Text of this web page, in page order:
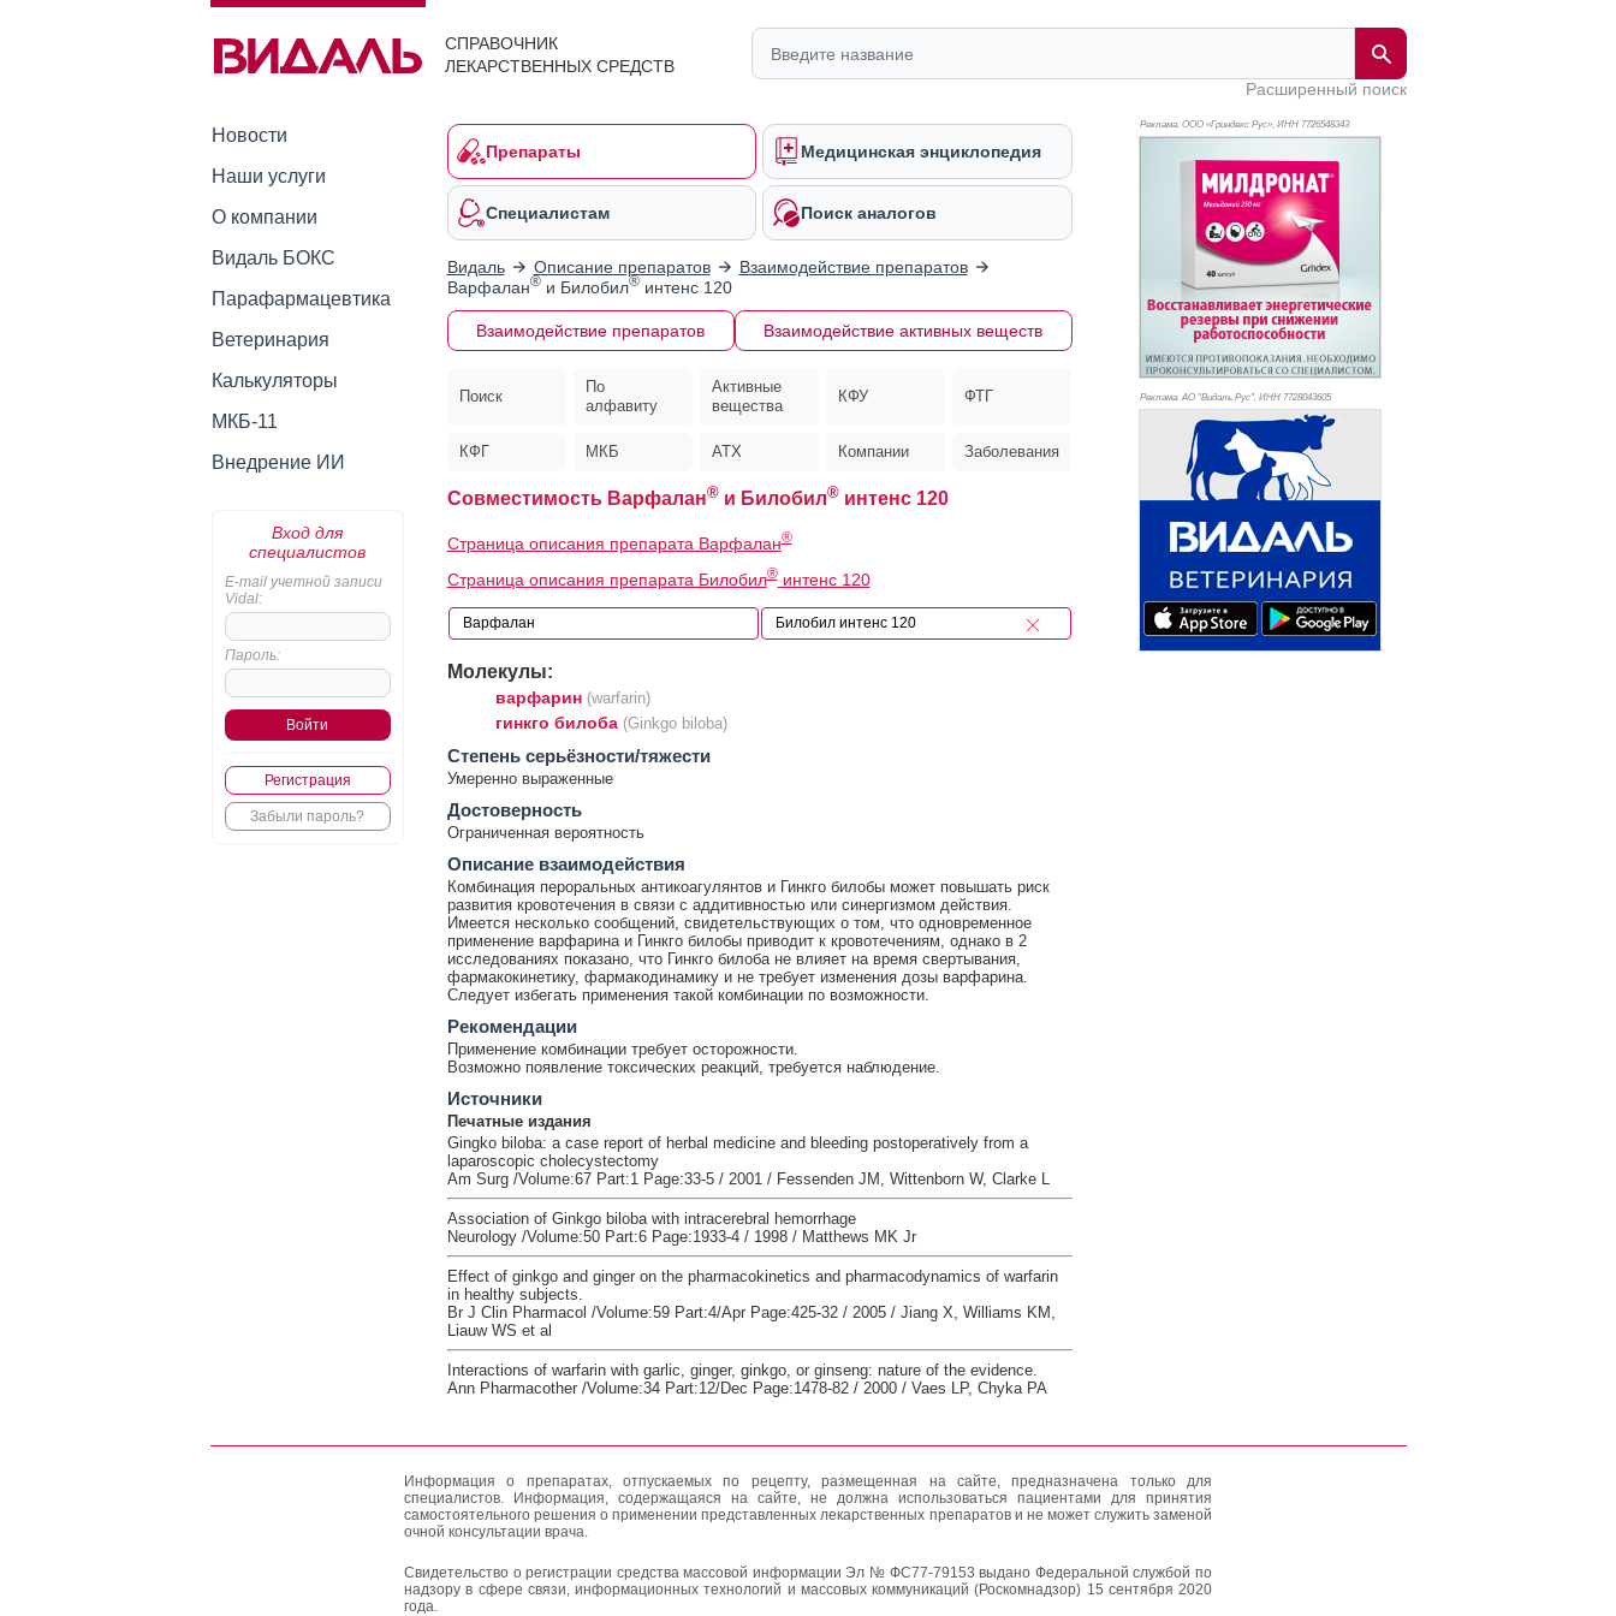
СПРАВОЧНИК
ЛЕКАРСТВЕННЫХ СРЕДСТВ
Расширенный поиск
Новости
Наши услуги
О компании
Видаль БОКС
Парафармацевтика
Ветеринария
Калькуляторы
МКБ-11
Внедрение ИИ
Вход для
специалистов
E-mail учетной записи
Vidal:
Пароль:
Регистрация
Забыли пароль?
Препараты Медицинская энциклопедия
Специалистам Поиск аналогов
Видаль Описание препаратов
Взаимодействие препаратов
Варфалан®и Билобил®интенс 120
Взаимодействие препаратов Взаимодействие активных веществ
Поиск
По
алфавиту
Активные
вещества
КФУ ФТГ
КФГ МКБ АТХ Компании Заболевания
Совместимость Варфалан®и Билобил®интенс 120
Страница описания препарата Варфалан®
Страница описания препарата Билобил®интенс 120
Молекулы:
варфарин (warfarin)
гинкго билоба (Ginkgo biloba)
Cтепень серьёзности/тяжести
Умеренно выраженные
Достоверность
Ограниченная вероятность
Описание взаимодействия
Комбинация пероральных антикоагулянтов и Гинкго билобы может повышать риск
развития кровотечения в связи с аддитивностью или синергизмом действия.
Имеется несколько сообщений, свидетельствующих о том, что одновременное
применение варфарина и Гинкго билобы приводит к кровотечениям, однако в 2
исследованиях показано, что Гинкго билоба не влияет на время свертывания,
фармакокинетику, фармакодинамику и не требует изменения дозы варфарина.
Следует избегать применения такой комбинации по возможности.
Рекомендации
Применение комбинации требует осторожности.
Возможно появление токсических реакций, требуется наблюдение.
Источники
Печатные издания
Gingko biloba: a case report of herbal medicine and bleeding postoperatively from a
laparoscopic cholecystectomy
Am Surg /Volume:67 Part:1 Page:33-5 / 2001 / Fessenden JM, Wittenborn W, Clarke L
Association of Ginkgo biloba with intracerebral hemorrhage
Neurology /Volume:50 Part:6 Page:1933-4 / 1998 / Matthews MK Jr
Effect of ginkgo and ginger on the pharmacokinetics and pharmacodynamics of warfarin
in healthy subjects.
Br J Clin Pharmacol /Volume:59 Part:4/Apr Page:425-32 / 2005 / Jiang X, Williams KM,
Liauw WS et al
Interactions of warfarin with garlic, ginger, ginkgo, or ginseng: nature of the evidence.
Ann Pharmacother /Volume:34 Part:12/Dec Page:1478-82 / 2000 / Vaes LP, Chyka PA
Реклама. ООО «Гриндекс Рус», ИНН 7726548343
Реклама. АО "Видаль Рус", ИНН 7728043605
Информация о препаратах, отпускаемых по рецепту, размещенная на сайте, предназначена только для
специалистов. Информация, содержащаяся на сайте, не должна использоваться пациентами для принятия
самостоятельного решения о применении представленных лекарственных препаратов и не может служить заменой
очной консультации врача.
Свидетельство о регистрации средства массовой информации Эл № ФС77-79153 выдано Федеральной службой по
надзору в сфере связи, информационных технологий и массовых коммуникаций (Роскомнадзор) 15 сентября 2020
года.